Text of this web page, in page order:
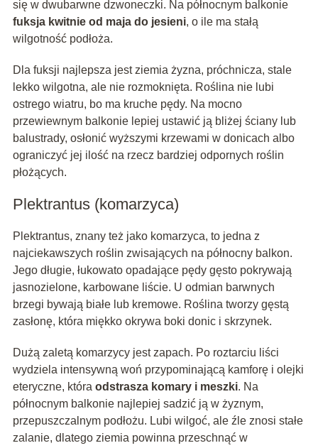
się w dwubarwne dzwoneczki. Na północnym balkonie
fuksja kwitnie od maja do jesieni, o ile ma stałą
wilgotność podłoża.
Dla fuksji najlepsza jest ziemia żyzna, próchnicza, stale
lekko wilgotna, ale nie rozmoknięta. Roślina nie lubi
ostrego wiatru, bo ma kruche pędy. Na mocno
przewiewnym balkonie lepiej ustawić ją bliżej ściany lub
balustrady, osłonić wyższymi krzewami w donicach albo
ograniczyć jej ilość na rzecz bardziej odpornych roślin
płożących.
Plektrantus (komarzyca)
Plektrantus, znany też jako komarzyca, to jedna z
najciekawszych roślin zwisających na północny balkon.
Jego długie, łukowato opadające pędy gęsto pokrywają
jasnozielone, karbowane liście. U odmian barwnych
brzegi bywają białe lub kremowe. Roślina tworzy gęstą
zasłonę, która miękko okrywa boki donic i skrzynek.
Dużą zaletą komarzycy jest zapach. Po roztarciu liści
wydziela intensywną woń przypominającą kamforę i olejki
eteryczne, która odstrasza komary i meszki. Na
północnym balkonie najlepiej sadzić ją w żyznym,
przepuszczalnym podłożu. Lubi wilgoć, ale źle znosi stałe
zalanie, dlatego ziemia powinna przeschnąć w